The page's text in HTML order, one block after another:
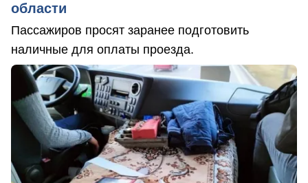
области
Пассажиров просят заранее подготовить
наличные для оплаты проезда.